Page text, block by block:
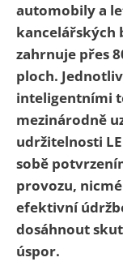
automobily a
kancelářských
zahrnuje přes
ploch.
inteligentními
mezinárodně
udržitelnosti
sobě
provozu,
efektivní
dosáhnout
úspor.